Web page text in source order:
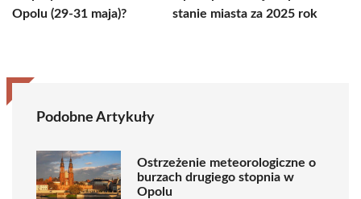
Opolu (29-31 maja)?
stanie miasta za 2025 rok
Podobne Artykuły
Ostrzeżenie meteorologiczne o
burzach drugiego stopnia w
Opolu